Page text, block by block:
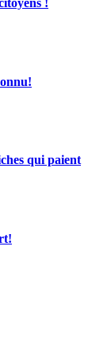
!
qui paient